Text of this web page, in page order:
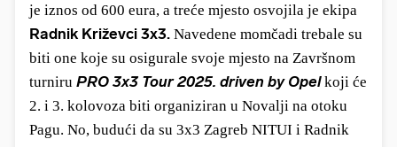
je iznos od 600 eura, a treće mjesto osvojila je ekipa
Radnik Križevci 3x3. Navedene momčadi trebale su
biti one koje su osigurale svoje mjesto na Završnom
turniru PRO 3x3 Tour 2025. driven by Opel koji će
2. i 3. kolovoza biti organiziran u Novalji na otoku
Pagu. No, budući da su 3x3 Zagreb NITUI i Radnik